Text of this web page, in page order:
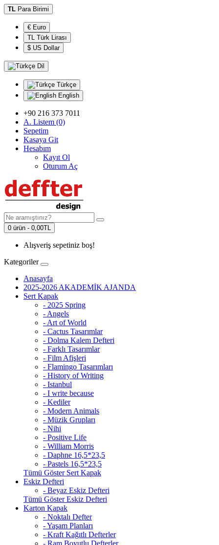
TL Para Birimi
€ Euro
TL Türk Lirası
$ US Dollar
Dil
Türkçe
English
+90 216 373 7011
A. Listem (0)
Sepetim
Kasaya Git
Hesabım
Kayıt Ol
Oturum Aç
0 ürün - 0,00TL
Alışveriş sepetiniz boş!
Kategoriler
Anasayfa
2025-2026 AKADEMİK AJANDA
Sert Kapak
- 2025 Spring
- Angels
- Art of World
- Cactus Tasarımlar
- Dolma Kalem Defteri
- Farklı Tasarımlar
- Film Afişleri
- Flamingo Tasarımları
- History of Writing
- Istanbul
- I write because
- Kediler
- Modern Animals
- Müzik Grupları
- Nihi
- Positive Life
- William Morris
- Daphne 16,5*23,5
- Pastels 16,5*23,5
Tümü Göster Sert Kapak
Eskiz Defteri
- Beyaz Eskiz Defteri
Tümü Göster Eskiz Defteri
Karton Kapak
- Noktalı Defter
- Yaşam Planları
- Kraft Kağıtlı Defterler
- Ram Boyutlu Defterler